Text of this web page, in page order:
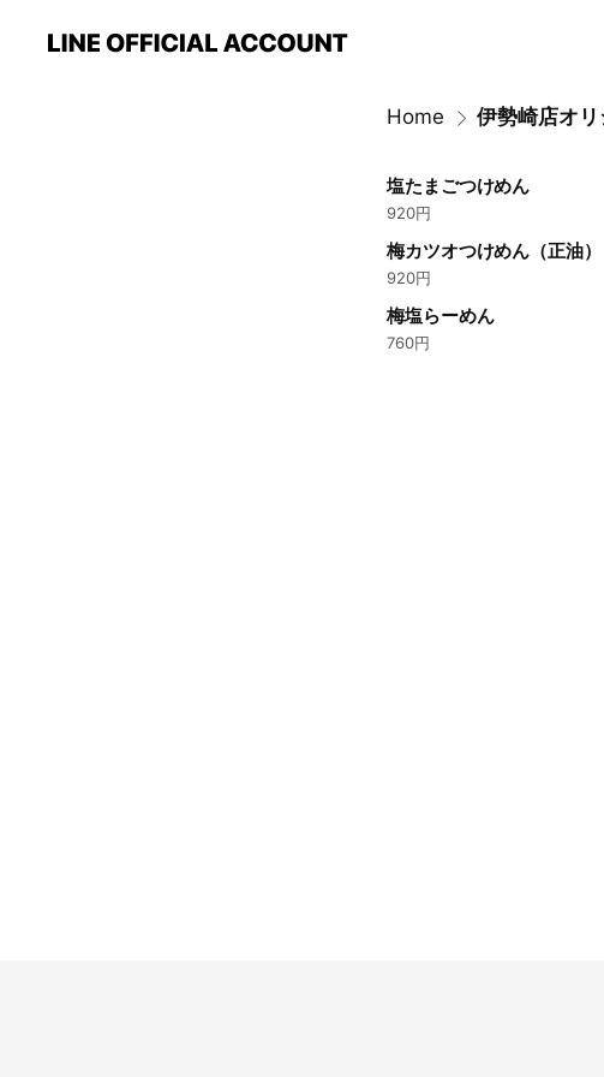
Home
塩たまごつけめん
920円
梅カツオつけめん（正油）
920円
梅塩らーめん
760円